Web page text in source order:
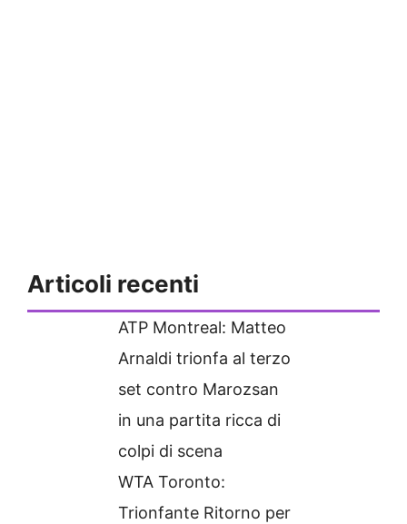
Articoli recenti
ATP Montreal: Matteo
Arnaldi trionfa al terzo
set contro Marozsan
in una partita ricca di
colpi di scena
WTA Toronto:
Trionfante Ritorno per